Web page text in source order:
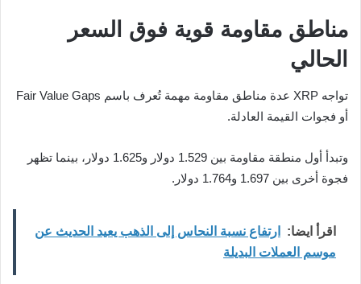
مناطق مقاومة قوية فوق السعر
الحالي
تواجه XRP عدة مناطق مقاومة مهمة تُعرف باسم Fair Value Gaps
أو فجوات القيمة العادلة.
وتبدأ أول منطقة مقاومة بين 1.529 دولار و1.625 دولار، بينما تظهر
فجوة أخرى بين 1.697 و1.764 دولار.
اقرأ ايضا:
ارتفاع نسبة النحاس إلى الذهب يعيد الحديث عن
موسم العملات البديلة